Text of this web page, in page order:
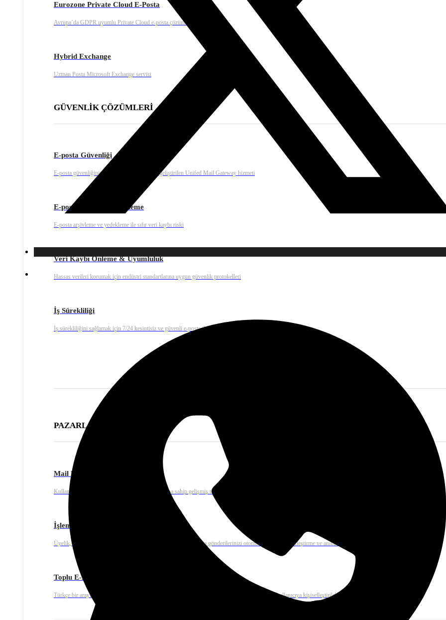
Eurozone Private Cloud E-Posta
Avrupa’da GDPR uyumlu Private Cloud e-posta çözümü
Hybrid Exchange
Uzman Posta Microsoft Exchange servisi
GÜVENLİK ÇÖZÜMLERİ
E-posta Güvenliği
E-posta güvenliğinizi maksimum olması için geliştirilen Unifed Mail Gateway hizmeti
E-posta Arşiv ve Yedekleme
E-posta arşivleme ve yedekleme ile sıfır veri kaybı riski
Veri Kaybı Önleme & Uyumluluk
Hassas verileri korumak için endüstri standartlarına uygun güvenlik protokelleri
İş Sürekliliği
İş sürekliliğini sağlamak için 7/24 kesintisiz ve güvenli e-posta iletişimi
PAZARLAMA ÇÖZÜMLERİ
Mail Extra – E-mail Marketing
Kullanımı kolay, yüksek teslim edilebilirlik oranına sahip gelişmiş toplu mail çözümü ile binlerce e-postayı dakikalar içerisinde gönderiz.
İşlemsel E-posta
Üyelik, ödeme onay ya da fatura bildirimleri gibi işlemsel e-posta gönderilerinizi otomatik olarak gerçekleştirme ve anında kolayca raporlama
Toplu E-Posta
Türkçe bir arayüze sahip kullanıcı dostu mail tasarımı ve editörü ile sadece tek tıkla on binlerce kullanıcıya kişiselleştirilebilir e-posta gönderimi